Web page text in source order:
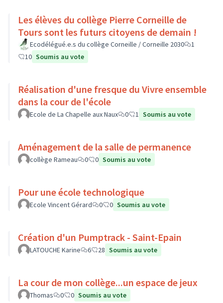
Les élèves du collège Pierre Corneille de
Tours sont les futurs citoyens de demain !
Ecodélégué.e.s du collège Corneille / Corneille 2030
1
10 Soumis au vote
Réalisation d'une fresque du Vivre ensemble
dans la cour de l'école
Ecole de La Chapelle aux Naux 0 1 Soumis au vote
Aménagement de la salle de permanence
collège Rameau 0 0 Soumis au vote
Pour une école technologique
Ecole Vincent Gérard 0 0 Soumis au vote
Création d'un Pumptrack - Saint-Epain
LATOUCHE Karine 6 28 Soumis au vote
La cour de mon collège...un espace de jeux
Thomas 0 0 Soumis au vote